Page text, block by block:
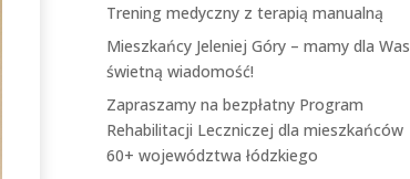
Trening medyczny z terapią manualną
Mieszkańcy Jeleniej Góry – mamy dla Was
świetną wiadomość!
Zapraszamy na bezpłatny Program
Rehabilitacji Leczniczej dla mieszkańców
60+ województwa łódzkiego